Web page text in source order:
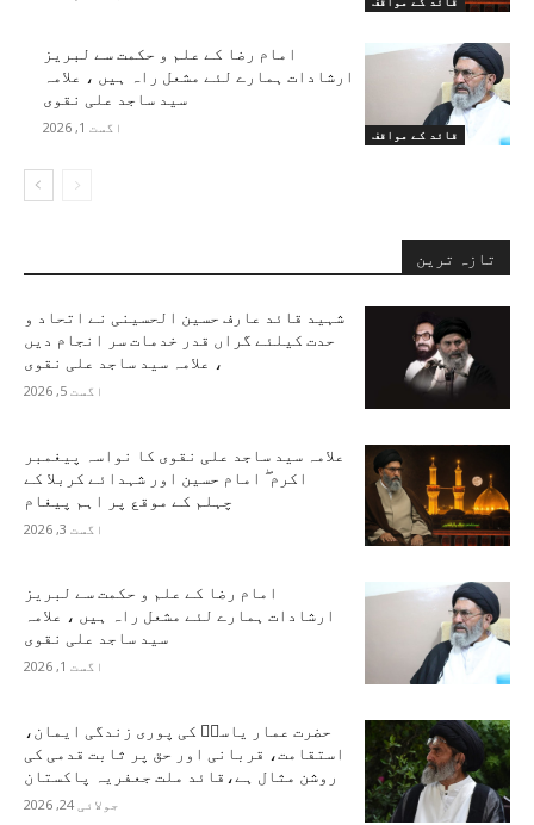
قائد کے مواقف
امام رضا کے علم و حکمت سے لبریز
ارشادات ہمارے لئے مشعل راہ ہیں ، علامہ
سید ساجد علی نقوی
اگست 1, 2026
تازہ ترین
شہید قائد عارف حسین الحسینی نے اتحاد و
حدت کیلئے گراں قدر خدمات سر انجام دیں
، علامہ سید ساجد علی نقوی
اگست 5, 2026
علامہ سید ساجد علی نقوی کا نواسہ پیغمبر
اکرم ۖ امام حسین اور شہدائے کربلا کے
چہلم کے موقع پر اہم پیغام
اگست 3, 2026
امام رضا کے علم و حکمت سے لبریز
ارشادات ہمارے لئے مشعل راہ ہیں ، علامہ
سید ساجد علی نقوی
اگست 1, 2026
حضرت عمار یاسرؑ کی پوری زندگی ایمان،
استقامت، قربانی اور حق پر ثابت قدمی کی
روشن مثال ہے،قائد ملت جعفریہ پاکستان
جولائی 24, 2026